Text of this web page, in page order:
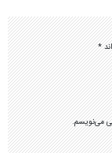
*
می‌نویسم.